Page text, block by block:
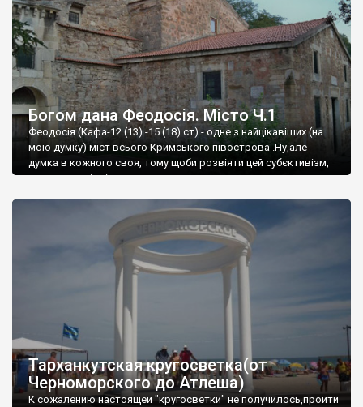
Богом дана Феодосія. Місто Ч.1
Феодосія (Кафа-12 (13) -15 (18) ст) - одне з найцікавіших (на
мою думку) міст всього Кримського півострова .Ну,але
думка в кожного своя, тому щоби розвіяти цей субєктивізм,
запрошую відвідати це
Тарханкутская кругосветка(от
Черноморского до Атлеша)
К сожалению настоящей "кругосветки" не получилось,пройти